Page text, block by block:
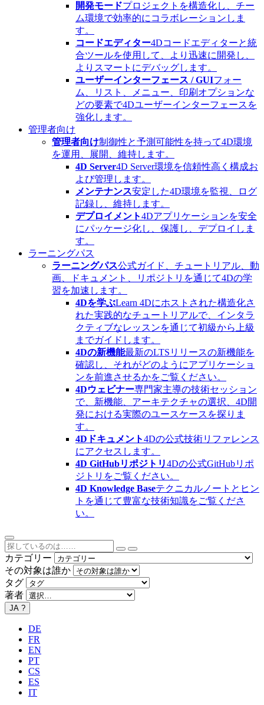
開発モードプロジェクトを構造化し、チー
ム環境で効率的にコラボレーションしま
す。
コードエディター4Dコードエディターと統
合ツールを使用して、より迅速に開発し、
よりスマートにデバッグします。
ユーザーインターフェース / GUIフォー
ム、リスト、メニュー、印刷オプションな
どの要素で4Dユーザーインターフェースを
強化します。
管理者向け
管理者向け制御性と予測可能性を持って4D環境
を運用、展開、維持します。
4D Server4D Server環境を信頼性高く構成お
よび管理します。
メンテナンス安定した4D環境を監視、ログ
記録し、維持します。
デプロイメント4Dアプリケーションを安全
にパッケージ化し、保護し、デプロイしま
す。
ラーニングパス
ラーニングパス公式ガイド、チュートリアル、動
画、ドキュメント、リポジトリを通じて4Dの学
習を加速します。
4Dを学ぶLearn 4Dにホストされた構造化さ
れた実践的なチュートリアルで、インタラ
クティブなレッスンを通じて初級から上級
までガイドします。
4Dの新機能最新のLTSリリースの新機能を
確認し、それがどのようにアプリケーショ
ンを前進させるかをご覧ください。
4Dウェビナー専門家主導の技術セッション
で、新機能、アーキテクチャの選択、4D開
発における実際のユースケースを探りま
す。
4Dドキュメント4Dの公式技術リファレンス
にアクセスします。
4D GitHubリポジトリ4Dの公式GitHubリポ
ジトリをご覧ください。
4D Knowledge Baseテクニカルノートとヒン
トを通じて豊富な技術知識をご覧くださ
い。
カテゴリー
その対象は誰か
タグ
著者
JA ?
DE
FR
EN
PT
CS
ES
IT